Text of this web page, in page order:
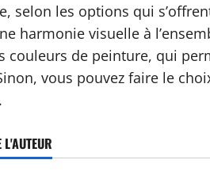
selon les options qui
harmonie visuelle à
couleurs de peinture, qui
vous pouvez faire le